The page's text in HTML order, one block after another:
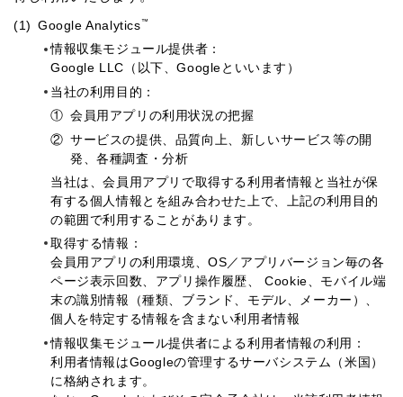
(1) Google Analytics™
情報収集モジュール提供者：
Google LLC（以下、Googleといいます）
当社の利用目的：
① 会員用アプリの利用状況の把握
② サービスの提供、品質向上、新しいサービス等の開
発、各種調査・分析
当社は、会員用アプリで取得する利用者情報と当社が保
有する個人情報とを組み合わせた上で、上記の利用目的
の範囲で利用することがあります。
取得する情報：
会員用アプリの利用環境、OS／アプリバージョン毎の各
ページ表示回数、アプリ操作履歴、 Cookie、モバイル端
末の識別情報（種類、ブランド、モデル、メーカー）、
個人を特定する情報を含まない利用者情報
情報収集モジュール提供者による利用者情報の利用：
利用者情報はGoogleの管理するサーバシステム（米国）
に格納されます。